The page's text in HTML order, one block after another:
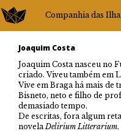
Companhia das
Joaquim Costa
Joaquim Costa nasceu no
criado. Viveu também em
Vive em Braga há mais de
Bisneto, neto e filho de
demasiado tempo.
De escritas, fora algum
novelaDelirium Litterarium.